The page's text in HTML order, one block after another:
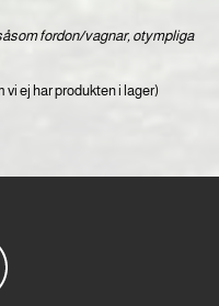
fordon/vagnar, otympliga
vi ej har produkten i lager)